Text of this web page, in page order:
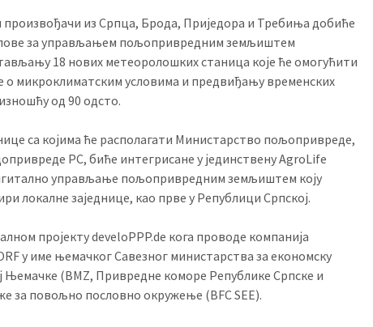
из Српца, Брода, Приједора и Требиња добиће
за управљањем пољопривредним земљиштем
18 нових метеоролошких станица које ће омогућити
о микроклиматским условима и предвиђању временских
од 90 одсто.
са којима ће располагати Министарство пољопривреде,
РС, биће интегрисане у јединствену AgroLife
управљање пољопривредним земљиштем коју
локалне заједнице, као прве у Републици Српској.
пројекту develoPPP.de кога проводе компанија
у име њемачког Савезног министарства за економску
Њемачке (BMZ, Привредне коморе Републике Српске и
за повољно пословно окружење (BFC SEE).